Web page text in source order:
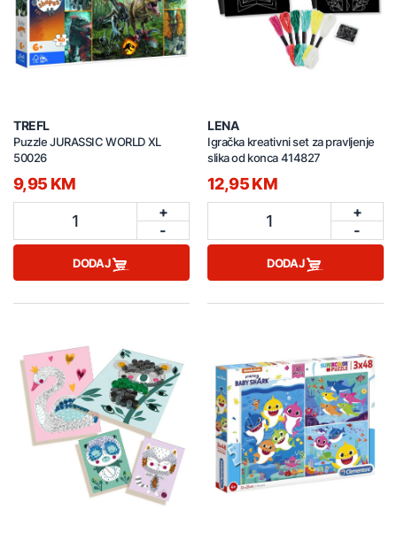
TREFL
Puzzle JURASSIC WORLD XL
50026
9,95 KM
1
+
-
DODAJ
LENA
Igračka kreativni set za pravljenje
slika od konca 414827
12,95 KM
1
+
-
DODAJ